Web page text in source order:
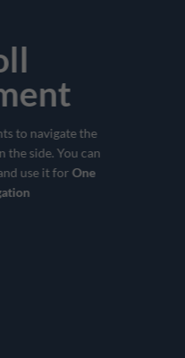
to navigate the
the side. You can
use it for One